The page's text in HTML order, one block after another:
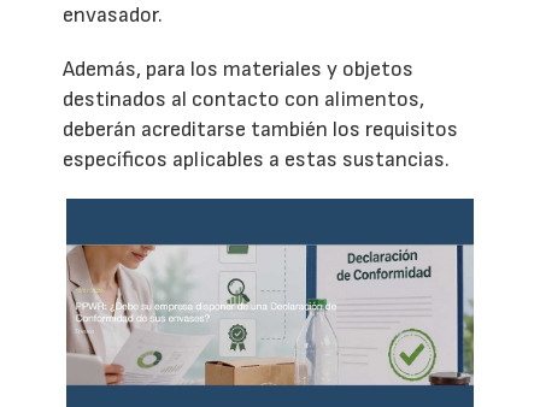
envasador.
Además, para los materiales y objetos
destinados al contacto con alimentos,
deberán acreditarse también los requisitos
específicos aplicables a estas sustancias.